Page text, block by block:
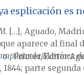
[…], Aguado,
aparece al final
da Martínez
parte segunda
esplicación es
o
Printer/Editor